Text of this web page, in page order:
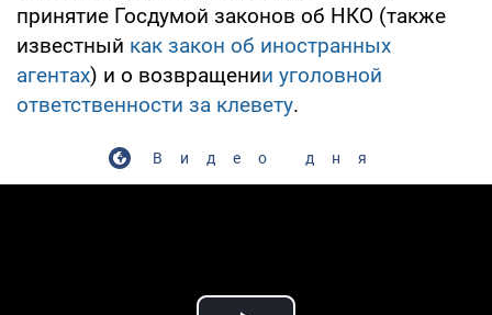
принятие Госдумой законов об НКО (также
известный как закон об иностранных
агентах) и о возвращении уголовной
ответственности за клевету.
Видео дня